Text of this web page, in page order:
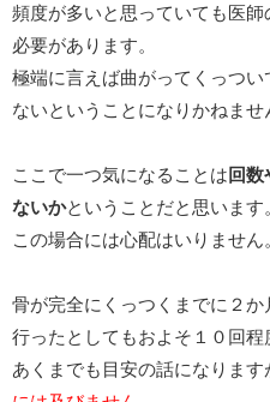
頻度が多いと思っていても医
必要があります。
極端に言えば曲がってくっつ
ないということになりかねませ
ここで一つ気になることは 回
ないかということだと思います
この場合には心配はいりません
骨が完全にくっつくまでに２
行ったとしてもおよそ１０回程
あくまでも目安の話になります